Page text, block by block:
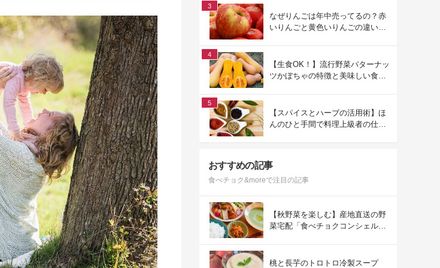
3
なぜりんごは年中売ってるの？赤
いりんごと黄色いりんごの違いは
4
【生食OK！】流行野菜バターナッ
ツかぼちゃの特徴と美味しい食べ
5
【スパイスとハーブの活用術】ほ
んのひと手間で料理上級者の仕上
おすすめの記事
食べチョク&moreで注目の記事
【秋野菜を楽しむ】産地直送の野
菜宅配「食べチョクコンシェルジ
桃と長芋のトロトロ冷製スープ